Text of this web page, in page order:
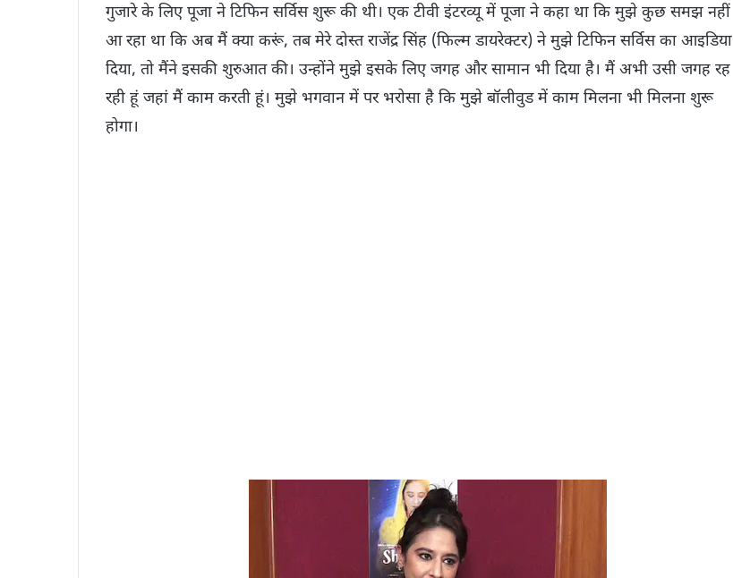
गुजारे के लिए पूजा ने टिफिन सर्विस शुरू की थी। एक टीवी इंटरव्यू में पूजा ने कहा था कि मुझे कुछ समझ नहीं
आ रहा था कि अब मैं क्या करूं, तब मेरे दोस्त राजेंद्र सिंह (फिल्म डायरेक्टर) ने मुझे टिफिन सर्विस का आइडिया
दिया, तो मैंने इसकी शुरुआत की। उन्होंने मुझे इसके लिए जगह और सामान भी दिया है। मैं अभी उसी जगह रह
रही हूं जहां मैं काम करती हूं। मुझे भगवान में पर भरोसा है कि मुझे बॉलीवुड में काम मिलना भी मिलना शुरू
होगा।